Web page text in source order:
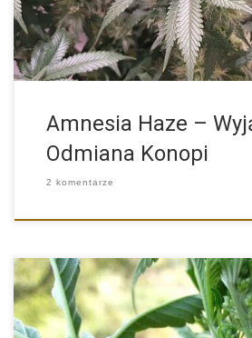
Amnesia Haze –
Odmiana Konopi
2 komentarze